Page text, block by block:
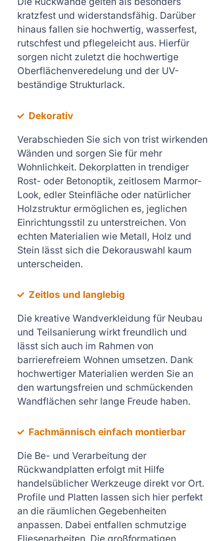
kratzfest und widerstandsfähig. Darüber
hinaus fallen sie hochwertig, wasserfest,
rutschfest und pflegeleicht aus. Hierfür
sorgen nicht zuletzt die hochwertige
Oberflächenveredelung und der UV-
beständige Strukturlack.
Dekorativ
Verabschieden Sie sich von trist wirkenden
Wänden und sorgen Sie für mehr
Wohnlichkeit. Dekorplatten in trendiger
Rost- oder Betonoptik, zeitlosem Marmor-
Look, edler Steinfläche oder natürlicher
Holzstruktur ermöglichen es, jeglichen
Einrichtungsstil zu unterstreichen. Von
echten Materialien wie Metall, Holz und
Stein lässt sich die Dekorauswahl kaum
unterscheiden.
Zeitlos und langlebig
Die kreative Wandverkleidung für Neubau
und Teilsanierung wirkt freundlich und
lässt sich auch im Rahmen von
barrierefreiem Wohnen umsetzen. Dank
hochwertiger Materialien werden Sie an
den wartungsfreien und schmückenden
Wandflächen sehr lange Freude haben.
Fachmännisch einfach montierbar
Die Be- und Verarbeitung der
Rückwandplatten erfolgt mit Hilfe
handelsüblicher Werkzeuge direkt vor Ort.
Profile und Platten lassen sich hier perfekt
an die räumlichen Gegebenheiten
anpassen. Dabei entfallen schmutzige